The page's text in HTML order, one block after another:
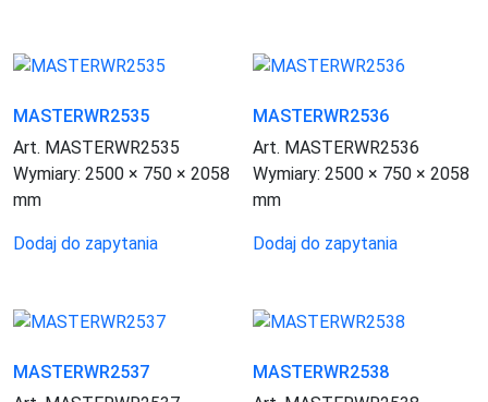
MASTERWR2535
Art. MASTERWR2535
Wymiary: 2500 × 750 × 2058
mm
Dodaj do zapytania
MASTERWR2536
Art. MASTERWR2536
Wymiary:2500 × 750 × 2058
mm
Dodaj do zapytania
MASTERWR2537
MASTERWR2538